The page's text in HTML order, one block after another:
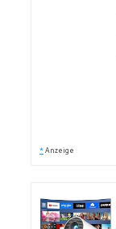
* Anzeige